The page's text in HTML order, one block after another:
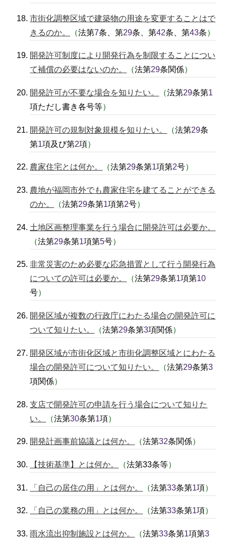
市街化調整区域で建築物の用途を変更することはで
きるのか。
（法第7条、第29条、第42条、第43条）
開発許可制度により開発行為を制限することについ
て補償の必要はないのか。
（法第29条関係）
開発許可が不要な場合を知りたい。 （法第29条第1
項ただし書き各号等）
開発許可の規制対象規模を知りたい。 （法第29条
第1項及び第2項）
農家住宅とは何か。 （法第29条第1項第2号）
農地が福岡市外でも農家住宅を建てることができる
のか。
（法第29条第1項第2号）
土地区画整理事業を行う場合に開発許可は必要か。
（法第29条第1項第5号）
非常災害のため必要な応急措置として行う開発行為
についての許可は必要か。
（法第29条第1項第10
号）
開発区域が複数の行政庁にわたる場合の開発許可に
ついて知りたい。
（法第29条第3項関係）
開発区域が市街化区域と市街化調整区域とにわたる
場合の開発許可について知りたい。
（法第29条第3
項関係）
支店で開発許可の申請を行う場合について知りた
い。
（法第30条第1項）
開発計画事前協議とは何か。 （法第32条関係）
【技術基準】とは何か。 （法第33条等）
「自己の居住の用」とは何か。 （法第33条第1項）
「自己の業務の用」とは何か。 （法第33条第1項）
雨水流出抑制施設とは何か。 （法第33条第1項第3